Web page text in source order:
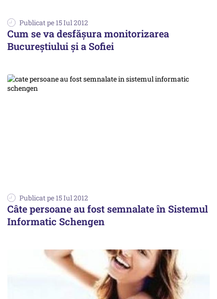
Publicat pe 15 Iul 2012
Cum se va desfăşura monitorizarea
Bucureştiului şi a Sofiei
Publicat pe 15 Iul 2012
Câte persoane au fost semnalate în Sistemul
Informatic Schengen